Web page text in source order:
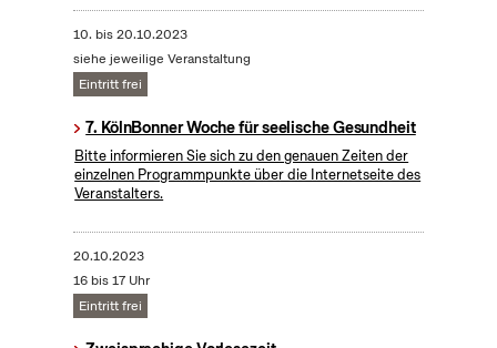
10. bis20.10.2023
siehe jeweilige Veranstaltung
Eintritt frei
7. KölnBonner Woche für seelische Gesundheit
Bitte informieren Sie sich zu den genauen Zeiten der
einzelnen Programmpunkte über die Internetseite des
Veranstalters.
20.10.2023
16 bis 17 Uhr
Eintritt frei